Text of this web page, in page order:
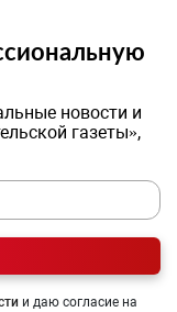
новости и
газеты»,
и даю согласие на